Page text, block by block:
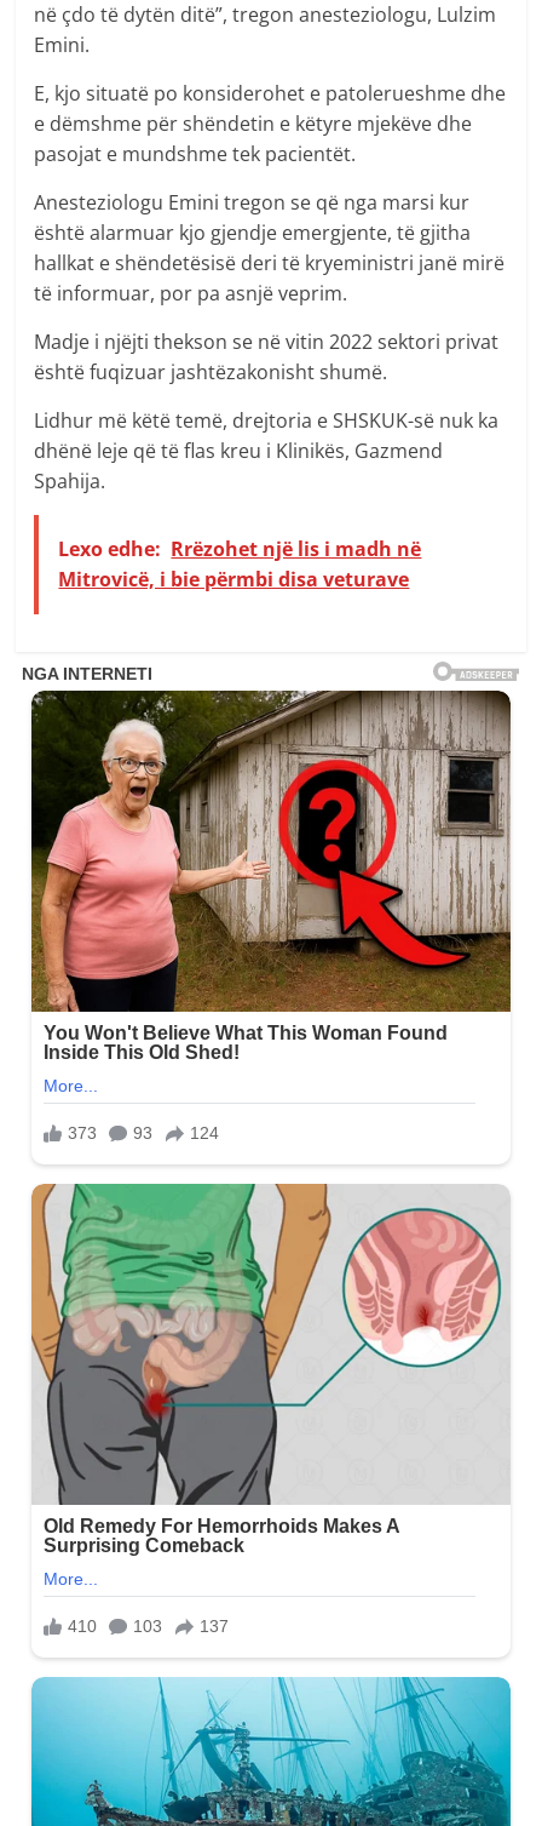
në çdo të dytën ditë”, tregon anesteziologu, Lulzim
Emini.
E, kjo situatë po konsiderohet e patolerueshme dhe
e dëmshme për shëndetin e këtyre mjekëve dhe
pasojat e mundshme tek pacientët.
Anesteziologu Emini tregon se që nga marsi kur
është alarmuar kjo gjendje emergjente, të gjitha
hallkat e shëndetësisë deri të kryeministri janë mirë
të informuar, por pa asnjë veprim.
Madje i njëjti thekson se në vitin 2022 sektori privat
është fuqizuar jashtëzakonisht shumë.
Lidhur më këtë temë, drejtoria e SHSKUK-së nuk ka
dhënë leje që të flas kreu i Klinikës, Gazmend
Spahija.
Lexo edhe: Rrëzohet një lis i madh në
Mitrovicë, i bie përmbi disa veturave